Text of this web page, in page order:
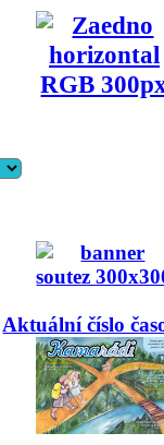
Aktuální číslo